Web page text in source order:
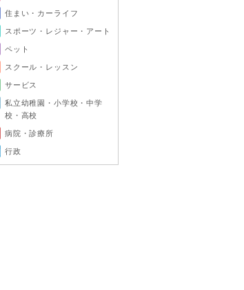
住まい・カーライフ
スポーツ・レジャー・アート
ペット
スクール・レッスン
サービス
私立幼稚園・小学校・中学
校・高校
病院・診療所
行政